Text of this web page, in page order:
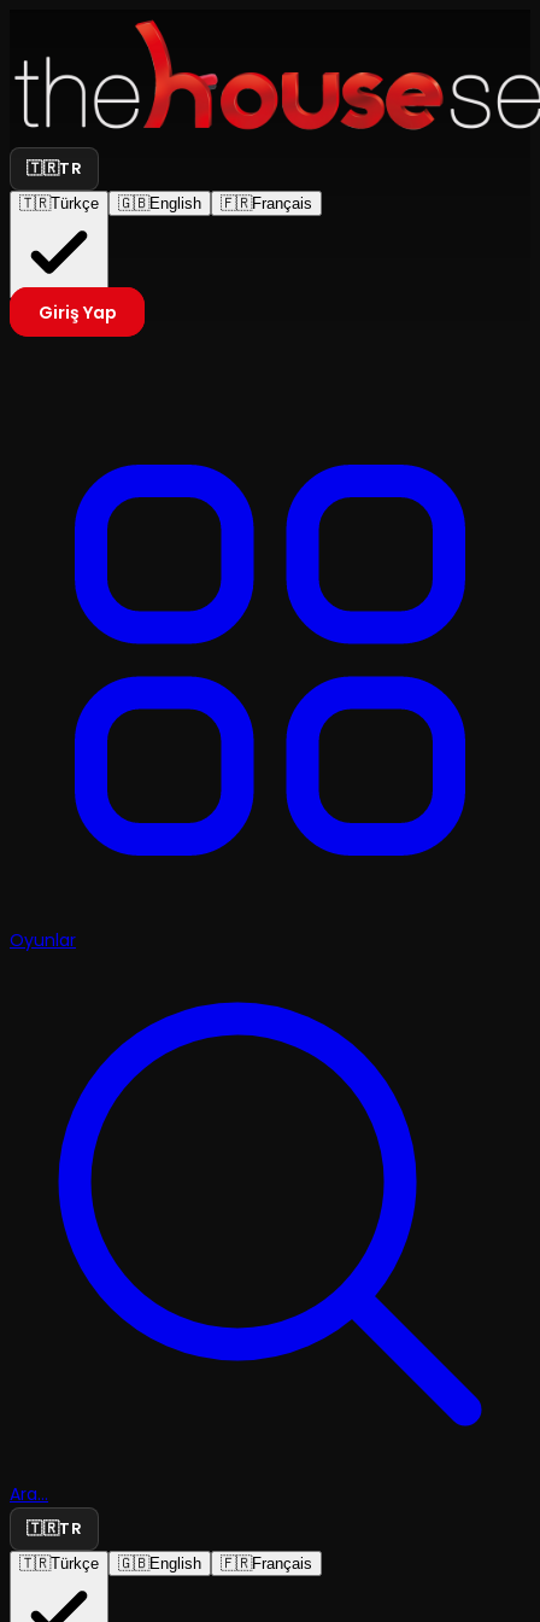
🇹🇷TR
🇹🇷Türkçe 🇬🇧English 🇫🇷Français
Giriş Yap
Oyunlar
Ara...
🇹🇷TR
🇹🇷Türkçe 🇬🇧English 🇫🇷Français